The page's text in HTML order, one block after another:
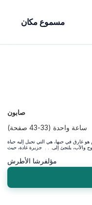
مسموع مكان
صابون
ساعة واحدة (33-43 صفحة)
غارق في حبها، هي التي تحيل إليه حياة
مؤلفرشا الأطرش